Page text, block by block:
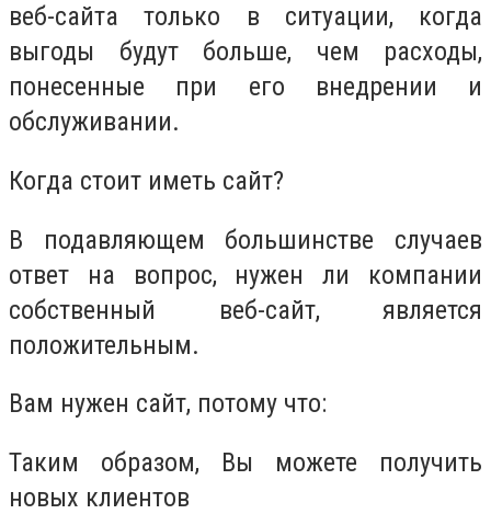
веб-сайта только в ситуации, когда
выгоды будут больше, чем расходы,
понесенные при его внедрении и
обслуживании.
Когда стоит иметь сайт?
В подавляющем большинстве случаев
ответ на вопрос, нужен ли компании
собственный веб-сайт, является
положительным.
Вам нужен сайт, потому что:
Таким образом, Вы можете получить
новых клиентов